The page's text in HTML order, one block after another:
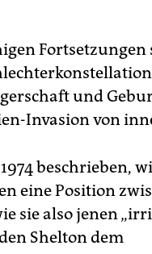
Fortsetzungen
und
Invasion von
beschrieben,
eine Position
sie also jenen
Shelton dem